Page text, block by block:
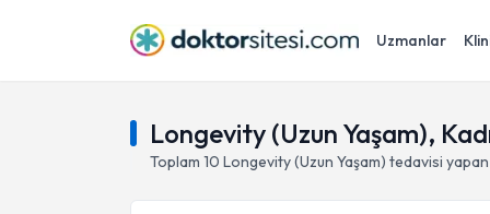
Uzmanlar
Longevity (Uzun Yaşam),
Toplam 10 Longevity (Uzun Yaşam) tedavisi